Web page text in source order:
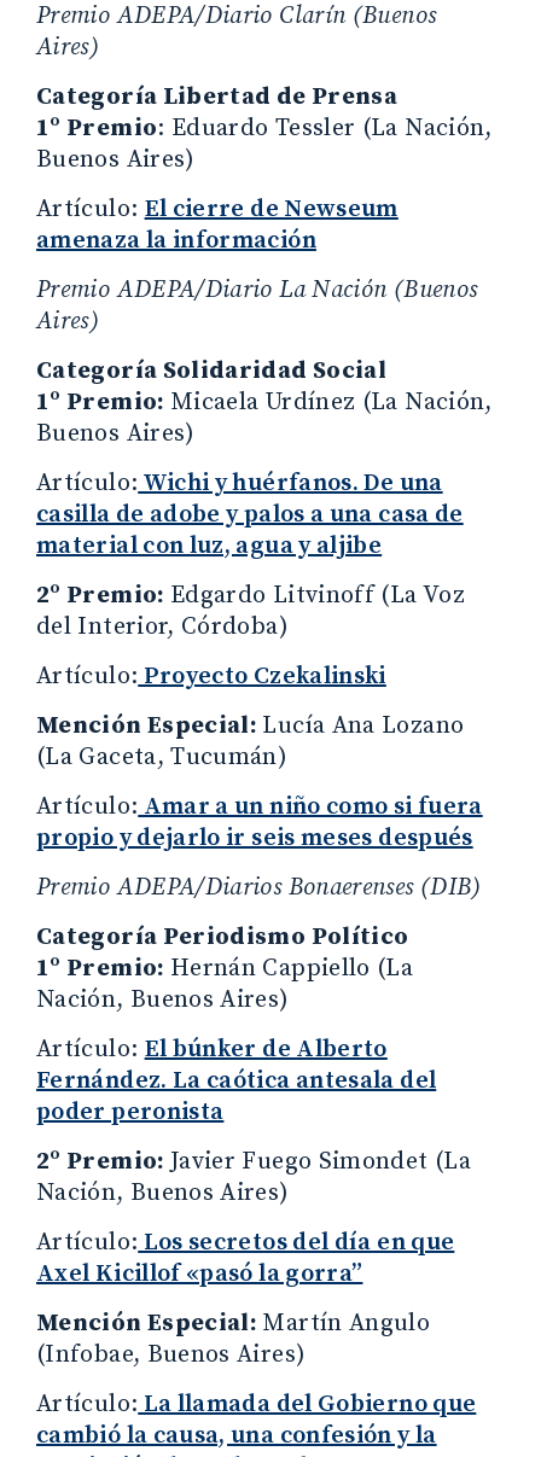
Premio ADEPA/Diario Clarín (Buenos
Aires)
Categoría Libertad de Prensa
1º Premio: Eduardo Tessler (La Nación,
Buenos Aires)
Artículo:El cierre de Newseum
amenaza la información
Premio ADEPA/Diario La Nación (Buenos
Aires)
Categoría Solidaridad Social
1º Premio: Micaela Urdínez (La Nación,
Buenos Aires)
Artículo:Wichi y huérfanos. De una
casilla de adobe y palos a una casa de
material con luz, agua y aljibe
2º Premio: Edgardo Litvinoff (La Voz
del Interior, Córdoba)
Artículo:Proyecto Czekalinski
Mención Especial: Lucía Ana Lozano
(La Gaceta, Tucumán)
Artículo:Amar a un niño como si fuera
propio y dejarlo ir seis meses después
Premio ADEPA/Diarios Bonaerenses (DIB)
Categoría Periodismo Político
1º Premio: Hernán Cappiello (La
Nación, Buenos Aires)
Artículo:El búnker de Alberto
Fernández. La caótica antesala del
poder peronista
2º Premio:Javier Fuego Simondet (La
Nación, Buenos Aires)
Artículo:Los secretos del día en que
Axel Kicillof «pasó la gorra”
Mención Especial: Martín Angulo
(Infobae, Buenos Aires)
Artículo:La llamada del Gobierno que
cambió la causa, una confesión y la